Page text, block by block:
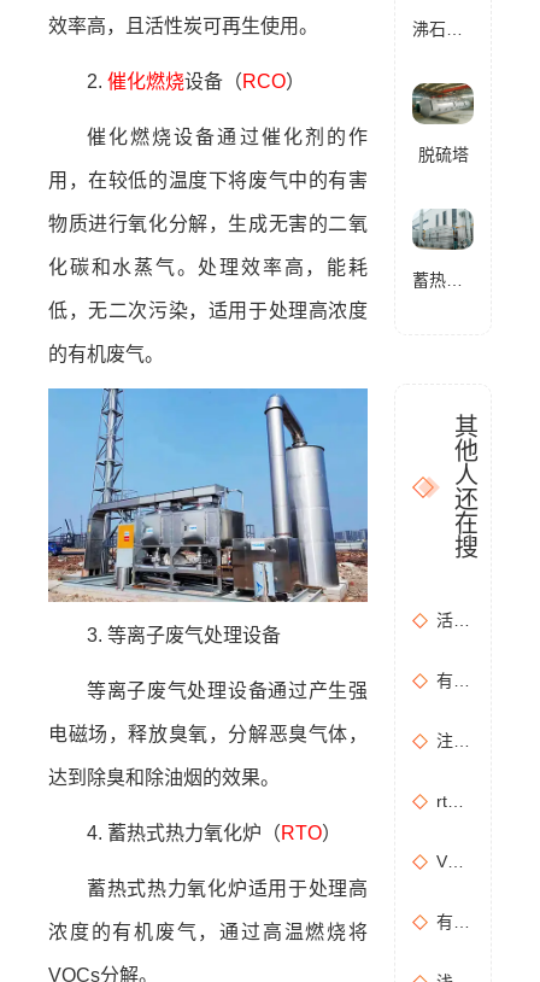
效率高，且活性炭可再生使用。
2. 催化燃烧设备（RCO）
催化燃烧设备通过催化剂的作
用，在较低的温度下将废气中的有害
物质进行氧化分解，生成无害的二氧
化碳和水蒸气。处理效率高，能耗
低，无二次污染，适用于处理高浓度
的有机废气。
3. 等离子废气处理设备
等离子废气处理设备通过产生强
电磁场，释放臭氧，分解恶臭气体，
达到除臭和除油烟的效果。
4. 蓄热式热力氧化炉（RTO）
蓄热式热力氧化炉适用于处理高
浓度的有机废气，通过高温燃烧将
VOCs分解。
脱硫塔
其
他
人
还
在
搜